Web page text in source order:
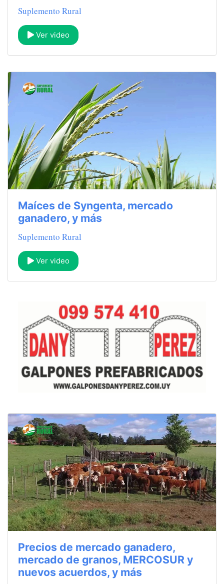
Suplemento Rural
Ver video
Maíces de Syngenta, mercado
ganadero, y más
Suplemento Rural
Ver video
Precios de mercado ganadero,
mercado de granos, MERCOSUR y
nuevos acuerdos, y más